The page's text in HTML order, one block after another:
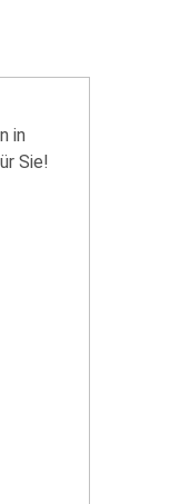
in
Sie!